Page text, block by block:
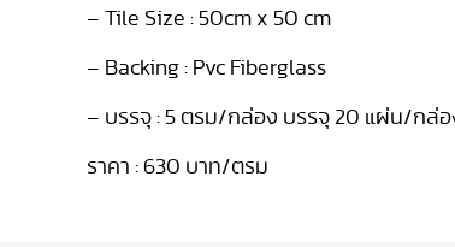
– Tile Size : 50cm x 50 cm
– Backing : Pvc Fiberglass
– บรรจุ : 5 ตรม/กล่อง บรรจุ 20 แผ่น/กล่อ
ราคา : 630 บาท/ตรม